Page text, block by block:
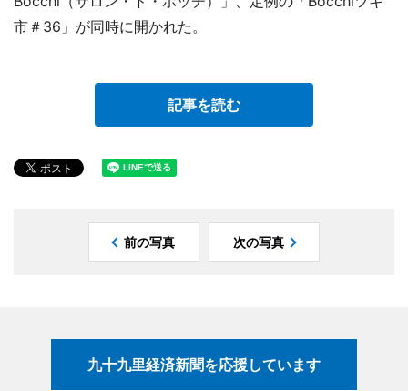
市＃36」が同時に開かれた。
記事を読む
前の写真 次の写真
九十九里経済新聞を応援しています